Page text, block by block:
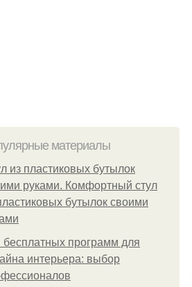
материалы
из пластиковых бутылок
руками. Комфортный стул
бутылок своими
бесплатных программ для
интерьера: выбор